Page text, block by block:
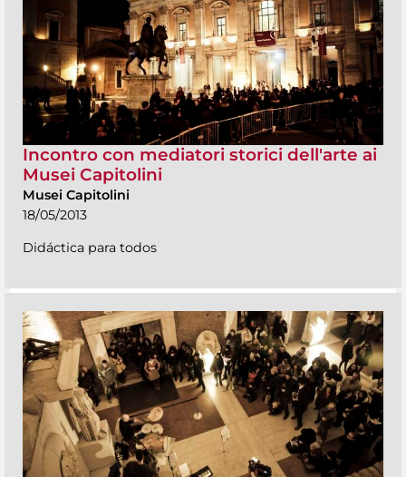
Incontro con mediatori storici dell'arte ai
Musei Capitolini
Musei Capitolini
18/05/2013
Didáctica para todos